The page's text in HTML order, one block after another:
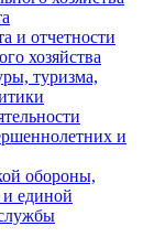
и отчетности
хозяйства
туризма,
и
обороны,
единой